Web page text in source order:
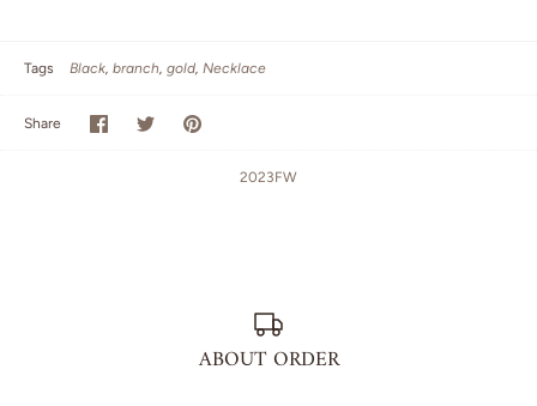
Tags Black branch gold Necklace
Share
Share
on
SharePin
2023FW
ABOUT ORDER